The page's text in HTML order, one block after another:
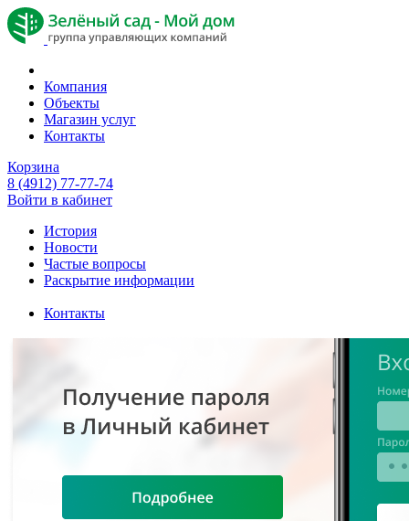
Компания
Объекты
Магазин услуг
Контакты
Корзина
8 (4912) 77-77-74
Войти в кабинет
История
Новости
Частые вопросы
Раскрытие информации
Контакты